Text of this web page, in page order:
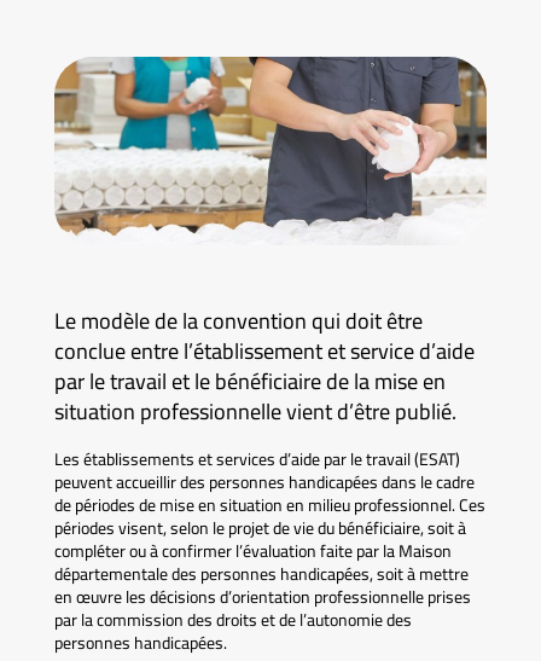
Le modèle de la convention qui doit être
conclue entre l’établissement et service d’aide
par le travail et le bénéficiaire de la mise en
situation professionnelle vient d’être publié.
Les établissements et services d’aide par le travail (ESAT)
peuvent accueillir des personnes handicapées dans le cadre
de périodes de mise en situation en milieu professionnel. Ces
périodes visent, selon le projet de vie du bénéficiaire, soit à
compléter ou à confirmer l’évaluation faite par la Maison
départementale des personnes handicapées, soit à mettre
en œuvre les décisions d’orientation professionnelle prises
par la commission des droits et de l’autonomie des
personnes handicapées.